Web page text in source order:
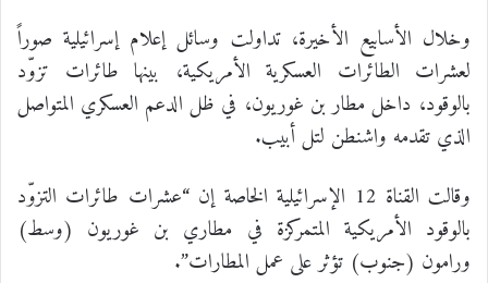
وخلال الأسابيع الأخيرة، تداولت وسائل إعلام إسرائيلية صوراً
لعشرات الطائرات العسكرية الأمريكية، بينها طائرات تزوّد
بالوقود، داخل مطار بن غوريون، في ظل الدعم العسكري المتواصل
الذي تقدمه واشنطن لتل أبيب.
وقالت القناة 12 الإسرائيلية الخاصة إن “عشرات طائرات التزوّد
بالوقود الأمريكية المتمركزة في مطاري بن غوريون (وسط)
ورامون (جنوب) تؤثر على عمل المطارات”.